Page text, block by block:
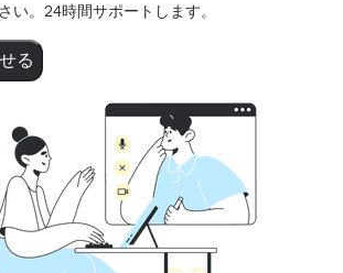
さい。24時間サポートします。
る